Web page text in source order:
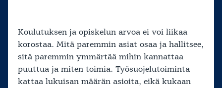
Koulutuksen ja opiskelun arvoa ei voi liikaa
korostaa. Mitä paremmin asiat osaa ja hallitsee,
sitä paremmin ymmärtää mihin kannattaa
puuttua ja miten toimia. Työsuojelutoiminta
kattaa lukuisan määrän asioita, eikä kukaan